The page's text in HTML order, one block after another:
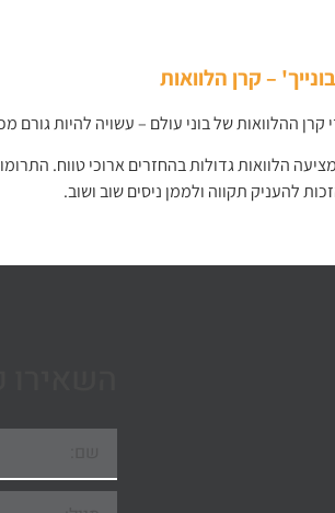
– קרן הלוואות
ההלוואות של בוני עולם – עשויה להיות גורם
הלוואות גדולות בהחזרים ארוכי טווח.
להעניק תקווה ולממן ניסים שוב ושוב.